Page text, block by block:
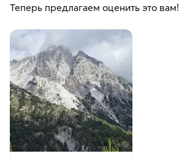
Теперь предлагаем оценить это вам!